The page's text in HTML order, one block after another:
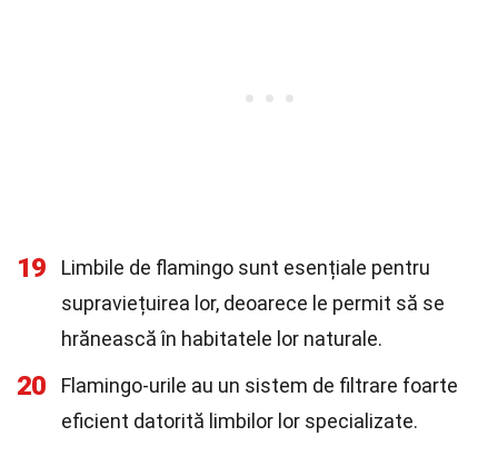
19
Limbile de flamingo sunt esențiale pentru
supraviețuirea lor, deoarece le permit să se
hrănească în habitatele lor naturale.
20
Flamingo-urile au un sistem de filtrare foarte
eficient datorită limbilor lor specializate.